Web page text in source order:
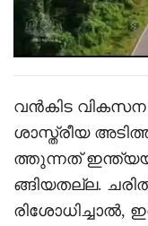
വൻകിട
ശാസ്ത്രീയ
ത്തുന്നത്
ങ്ങിയതല്ല.
രിശോധിച്ചാൽ,